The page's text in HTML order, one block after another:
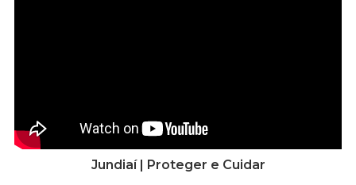
Jundiaí | Proteger e Cuidar